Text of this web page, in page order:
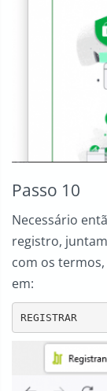
Passo 10
Necessário
registro,
com os
em:
REGISTRAR